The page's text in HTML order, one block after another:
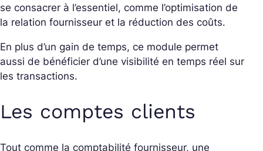
se consacrer à l’essentiel, comme l’optimisation de
la relation fournisseur et la réduction des coûts.
En plus d’un gain de temps, ce module permet
aussi de bénéficier d’une visibilité en temps réel sur
les transactions.
Les comptes clients
Tout comme la comptabilité fournisseur, une